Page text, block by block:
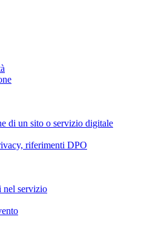
di un sito o servizio digitale
riferimenti DPO
nel servizio